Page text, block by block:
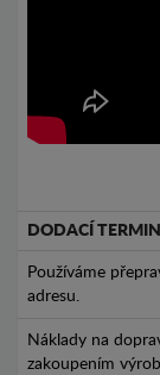
DODACÍ
Používáme
adresu.
Náklady na
zakoupením